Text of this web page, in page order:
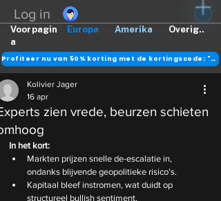
Log in
Europa Amerika Overig..
Voorpagin
a
Profiteer nu van 50% korting met de kortingscode: "DANK"
zien vrede, beurzen schieten
Kolivier Jager
16 apr
In het kort:
Markten prijzen snelle de-escalatie in,
ondanks blijvende geopolitieke risico’s.
Kapitaal bleef instromen, wat duidt op
structureel bullish sentiment.